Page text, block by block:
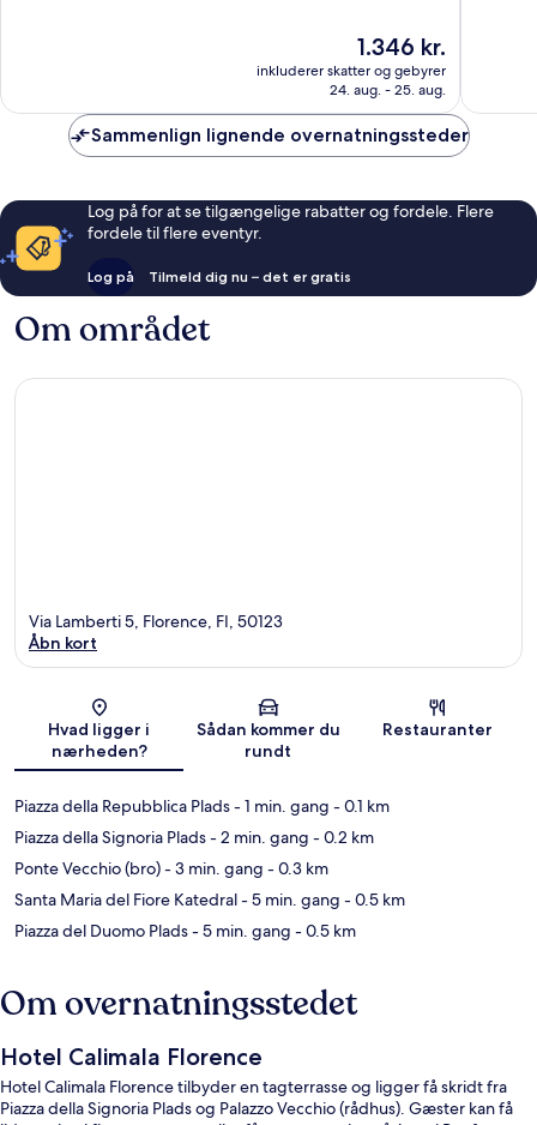
Prisen
er
1.346 kr.
1.346 kr.
inkluderer skatter og gebyrer
24. aug. - 25. aug.
Sammenlign lignende overnatningssteder
Log på for at se tilgængelige rabatter og fordele. Flere
fordele til flere eventyr.
Log på Tilmeld dig nu – det er gratis
Om området
Kort
Via Lamberti 5, Florence, FI, 50123
Åbn kort
Hvad ligger i
nærheden?
Sådan kommer du
rundt
Restauranter
Piazza della Repubblica Plads- 1 min. gang - 0.1 km
Piazza della Signoria Plads- 2 min. gang - 0.2 km
Ponte Vecchio (bro)- 3 min. gang - 0.3 km
Santa Maria del Fiore Katedral- 5 min. gang - 0.5 km
Piazza del Duomo Plads- 5 min. gang - 0.5 km
Om overnatningsstedet
Hotel Calimala Florence
Hotel Calimala Florence tilbyder en tagterrasse og ligger få skridt fra
Piazza della Signoria Plads og Palazzo Vecchio (rådhus). Gæster kan få